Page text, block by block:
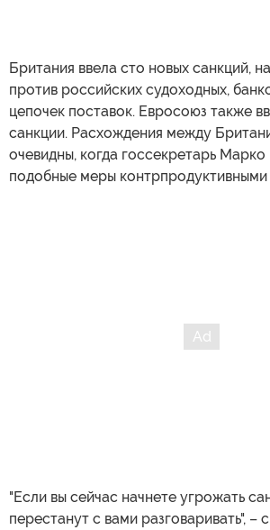
Британия ввела сто новых санкций,
против российских судоходных,
цепочек поставок. Евросоюз также
санкции. Расхождения между
очевидны, когда госсекретарь Марко
подобные меры
"Если вы сейчас начнете угрожать
перестанут с вами разговаривать", –